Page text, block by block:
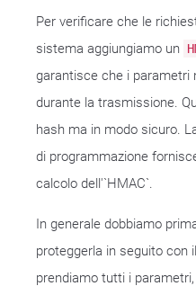
Per verificare che le
sistema aggiungiamo un
garantisce che i parametri
durante la trasmissione.
hash ma in modo sicuro.
di programmazione
calcolo dell'`HMAC`.
In generale dobbiamo
proteggerla in seguito con il
prendiamo tutti i